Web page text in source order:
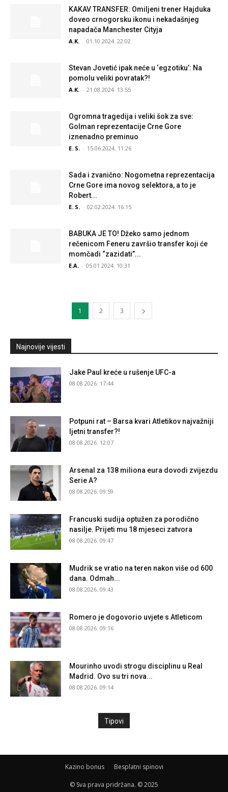
KAKAV TRANSFER: Omiljeni trener Hajduka
doveo crnogorsku ikonu i nekadašnjeg
napadača Manchester Cityja
A.K. - 01.10.2024. 22:02
Stevan Jovetić ipak neće u ‘egzotiku’: Na
pomolu veliki povratak?!
A.K. - 21.08.2024. 13:55
Ogromna tragedija i veliki šok za sve:
Golman reprezentacije Crne Gore
iznenadno preminuo
E. S. - 15.06.2024. 11:26
Sada i zvanično: Nogometna reprezentacija
Crne Gore ima novog selektora, a to je
Robert...
E. S. - 02.02.2024. 16:15
BABUKA JE TO! Džeko samo jednom
rečenicom Feneru završio transfer koji će
momčadi “zazidati”...
E.A. - 05.01.2024. 10:31
1 2 3
Najnovije vijesti
Jake Paul kreće u rušenje UFC-a
08.08.2026. 17:44
Potpuni rat – Barsa kvari Atletikov najvažniji
ljetni transfer?!
08.08.2026. 12:07
Arsenal za 138 miliona eura dovodi zvijezdu
Serie A?
08.08.2026. 09:59
Francuski sudija optužen za porodično
nasilje. Prijeti mu 18 mjeseci zatvora
08.08.2026. 09:47
Mudrik se vratio na teren nakon više od 600
dana. Odmah...
08.08.2026. 09:43
Romero je dogovorio uvjete s Atleticom
08.08.2026. 09:16
Mourinho uvodi strogu disciplinu u Real
Madrid. Ovo su tri nova...
08.08.2026. 09:14
Tipovi
Kazino bonus Besplatni spinovi
© Sva prava pridržana. © 2025